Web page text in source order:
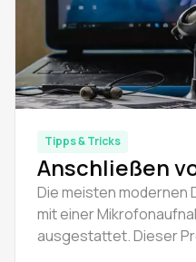
Tipps & Tricks
Anschließen
Die meisten
mit einer
ausgestattet. Dieser